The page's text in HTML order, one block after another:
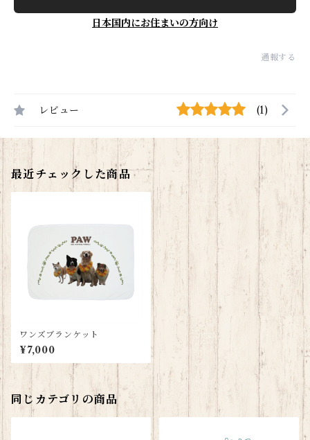
日本国内にお住まいの方向け
通報する
レビュー (1)
最近チェックした商品
ワンズブランケット
¥7,000
同じカテゴリの商品